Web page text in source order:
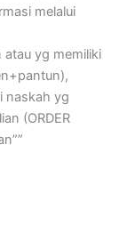
melalui
atau yg memiliki
naskah yg
(ORDER